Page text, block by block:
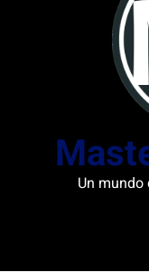
Un